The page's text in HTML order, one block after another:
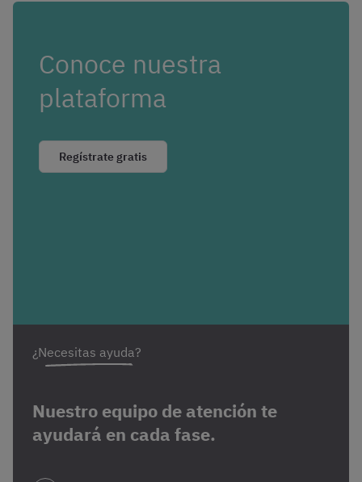
Conoce nuestra
plataforma
Regístrate gratis
¿Necesitas ayuda?
Nuestro equipo de atención te
ayudará en cada fase.